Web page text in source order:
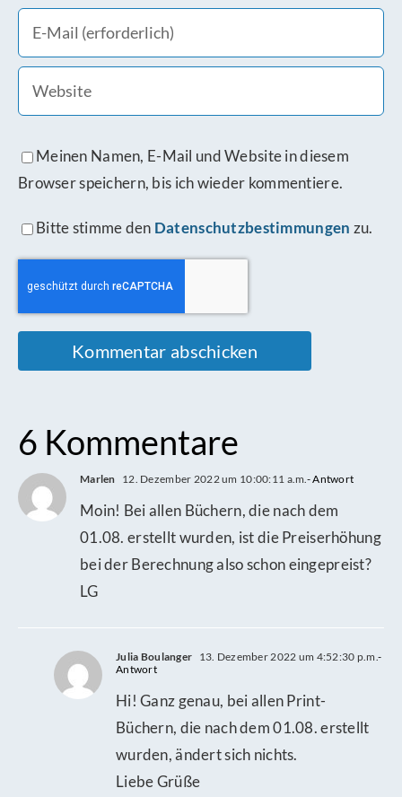
Meinen Namen, E-Mail und Website in diesem
Browser speichern, bis ich wieder kommentiere.
Bitte stimme den Datenschutzbestimmungen zu.
6 Kommentare
Marlen 12. Dezember 2022 um 10:00:11 a.m. - Antwort
Moin! Bei allen Büchern, die nach dem
01.08. erstellt wurden, ist die Preiserhöhung
bei der Berechnung also schon eingepreist?
LG
Julia Boulanger 13. Dezember 2022 um 4:52:30 p.m. -
Antwort
Hi! Ganz genau, bei allen Print-
Büchern, die nach dem 01.08. erstellt
wurden, ändert sich nichts.
Liebe Grüße